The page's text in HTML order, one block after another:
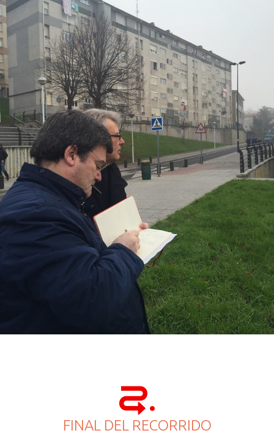
Continuaremos con el trabajo del Ayuntamiento en la mejora de la
accesibilidad y la eliminación de las barreras arquitectónicas
FINAL DEL RECORRIDO